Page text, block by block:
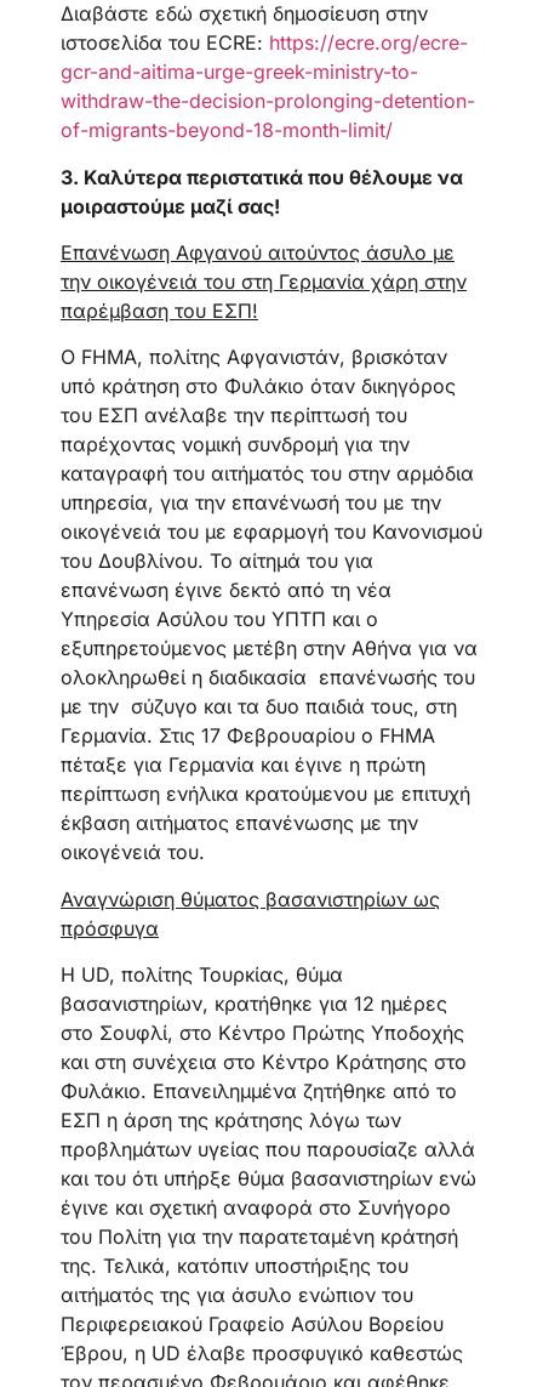
Διαβάστε εδώ σχετική δημοσίευση στην
ιστοσελίδα του ECRE: https://ecre.org/ecre-
gcr-and-aitima-urge-greek-ministry-to-
withdraw-the-decision-prolonging-detention-
of-migrants-beyond-18-month-limit/
3. Καλύτερα περιστατικά που θέλουμε να
μοιραστούμε μαζί σας!
Επανένωση Αφγανού αιτούντος άσυλο με
την οικογένειά του στη Γερμανία χάρη στην
παρέμβαση του ΕΣΠ!
Ο FHMA, πολίτης Αφγανιστάν, βρισκόταν
υπό κράτηση στο Φυλάκιο όταν δικηγόρος
του ΕΣΠ ανέλαβε την περίπτωσή του
παρέχοντας νομική συνδρομή για την
καταγραφή του αιτήματός του στην αρμόδια
υπηρεσία, για την επανένωσή του με την
οικογένειά του με εφαρμογή του Κανονισμού
του Δουβλίνου. Το αίτημά του για
επανένωση έγινε δεκτό από τη νέα
Υπηρεσία Ασύλου του ΥΠΤΠ και ο
εξυπηρετούμενος μετέβη στην Αθήνα για να
ολοκληρωθεί η διαδικασία επανένωσής του
με την σύζυγο και τα δυο παιδιά τους, στη
Γερμανία. Στις 17 Φεβρουαρίου ο FHMA
πέταξε για Γερμανία και έγινε η πρώτη
περίπτωση ενήλικα κρατούμενου με επιτυχή
έκβαση αιτήματος επανένωσης με την
οικογένειά του.
Αναγνώριση θύματος βασανιστηρίων ως
πρόσφυγα
Η UD, πολίτης Τουρκίας, θύμα
βασανιστηρίων, κρατήθηκε για 12 ημέρες
στο Σουφλί, στο Κέντρο Πρώτης Υποδοχής
και στη συνέχεια στο Κέντρο Κράτησης στο
Φυλάκιο. Επανειλημμένα ζητήθηκε από το
ΕΣΠ η άρση της κράτησης λόγω των
προβλημάτων υγείας που παρουσίαζε αλλά
και του ότι υπήρξε θύμα βασανιστηρίων ενώ
έγινε και σχετική αναφορά στο Συνήγορο
του Πολίτη για την παρατεταμένη κράτησή
της. Τελικά, κατόπιν υποστήριξης του
αιτήματός της για άσυλο ενώπιον του
Περιφερειακού Γραφείο Ασύλου Βορείου
Έβρου, η UD έλαβε προσφυγικό καθεστώς